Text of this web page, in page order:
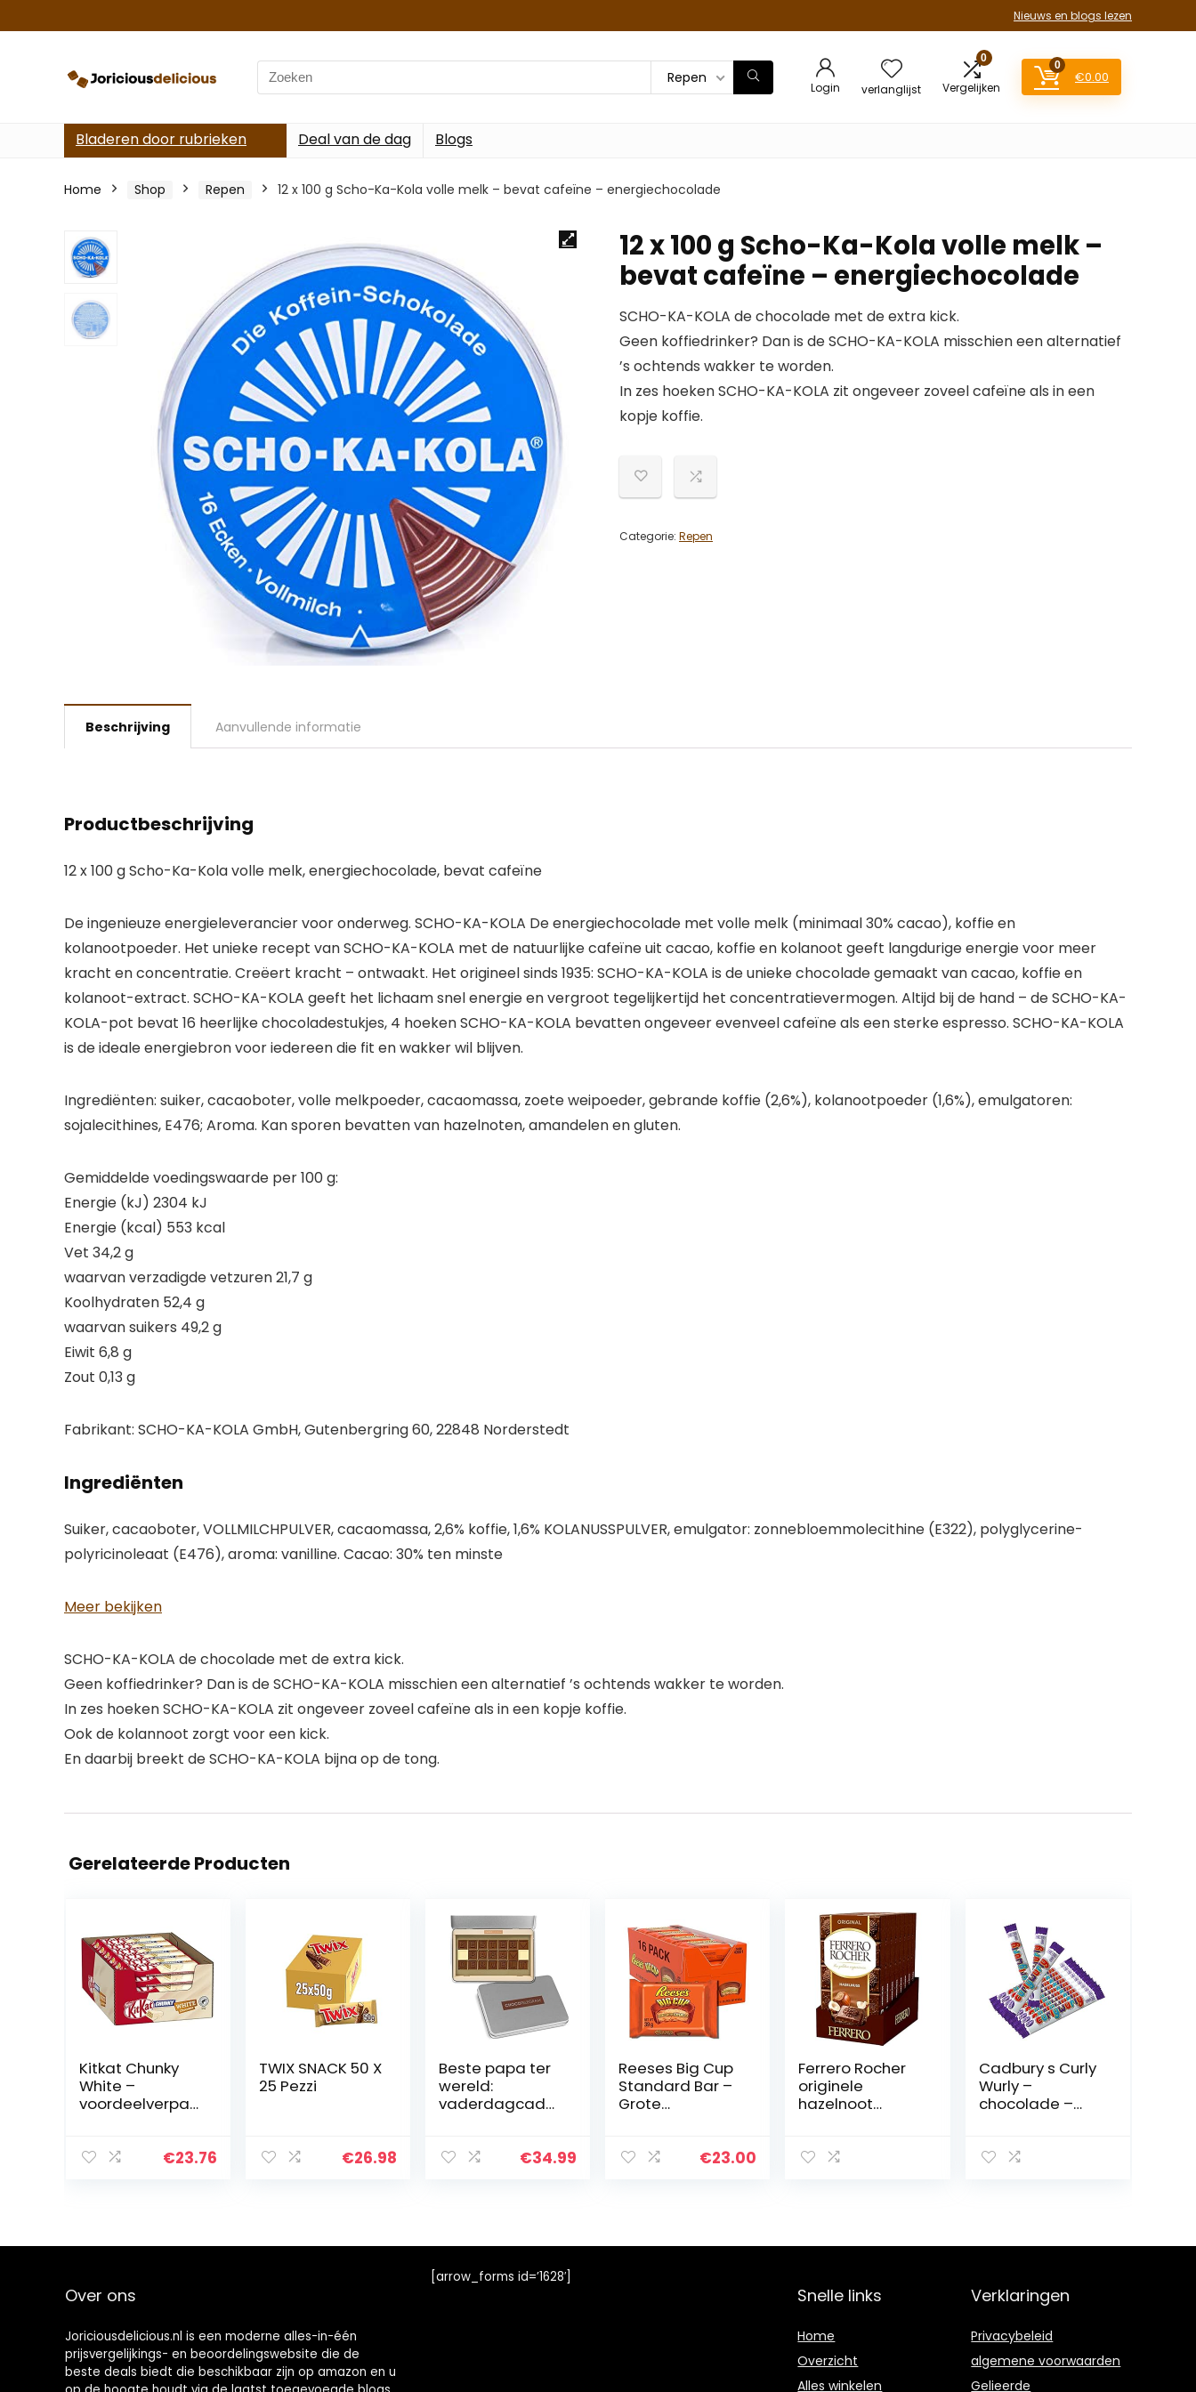
Nieuws en blogs lezen
Search
for:
Repen
Login verlanglijst
0
Vergelijken
0
€0.00
Bladeren door rubrieken Deal van de dag Blogs
Home Shop Repen 12 x 100 g Scho-Ka-Kola volle melk – bevat cafeïne – energiechocolade
12 x 100 g Scho-Ka-Kola volle melk –
bevat cafeïne – energiechocolade
SCHO-KA-KOLA de chocolade met de extra kick.
Geen koffiedrinker? Dan is de SCHO-KA-KOLA misschien een alternatief
’s ochtends wakker te worden.
In zes hoeken SCHO-KA-KOLA zit ongeveer zoveel cafeïne als in een
kopje koffie.
Categorie: Repen
Beschrijving Aanvullende informatie
Productbeschrijving
12 x 100 g Scho-Ka-Kola volle melk, energiechocolade, bevat cafeïne
De ingenieuze energieleverancier voor onderweg. SCHO-KA-KOLA De energiechocolade met volle melk (minimaal 30% cacao), koffie en
kolanootpoeder. Het unieke recept van SCHO-KA-KOLA met de natuurlijke cafeïne uit cacao, koffie en kolanoot geeft langdurige energie voor meer
kracht en concentratie. Creëert kracht – ontwaakt. Het origineel sinds 1935: SCHO-KA-KOLA is de unieke chocolade gemaakt van cacao, koffie en
kolanoot-extract. SCHO-KA-KOLA geeft het lichaam snel energie en vergroot tegelijkertijd het concentratievermogen. Altijd bij de hand – de SCHO-KA-
KOLA-pot bevat 16 heerlijke chocoladestukjes, 4 hoeken SCHO-KA-KOLA bevatten ongeveer evenveel cafeïne als een sterke espresso. SCHO-KA-KOLA
is de ideale energiebron voor iedereen die fit en wakker wil blijven.
Ingrediënten: suiker, cacaoboter,volle melkpoeder, cacaomassa, zoete weipoeder, gebrande koffie (2,6%), kolanootpoeder (1,6%), emulgatoren:
sojalecithines, E476; Aroma. Kan sporen bevatten van hazelnoten, amandelen en gluten.
Gemiddelde voedingswaarde per 100 g:
Energie (kJ) 2304 kJ
Energie (kcal) 553 kcal
Vet 34,2 g
waarvan verzadigde vetzuren 21,7 g
Koolhydraten 52,4 g
waarvan suikers 49,2 g
Eiwit 6,8 g
Zout 0,13 g
Fabrikant: SCHO-KA-KOLA GmbH, Gutenbergring 60, 22848 Norderstedt
Ingrediënten
Suiker, cacaoboter, VOLLMILCHPULVER, cacaomassa, 2,6% koffie, 1,6% KOLANUSSPULVER, emulgator: zonnebloemmolecithine (E322), polyglycerine-
polyricinoleaat (E476), aroma: vanilline. Cacao: 30% ten minste
Meer bekijken
SCHO-KA-KOLA de chocolade met de extra kick.
Geen koffiedrinker? Dan is de SCHO-KA-KOLA misschien een alternatief ’s ochtends wakker te worden.
In zes hoeken SCHO-KA-KOLA zit ongeveer zoveel cafeïne als in een kopje koffie.
Ook de kolannoot zorgt voor een kick.
En daarbij breekt de SCHO-KA-KOLA bijna op de tong.
Gerelateerde Producten
Kitkat Chunky
White –
voordeelverpakk
€23.76
TWIX SNACK 50 X
25 Pezzi
€26.98
Beste papa ter
wereld:
vaderdagcade
chocolade,€34.99
Reeses Big Cup
Standard Bar –
Grote
x 39 g)
€23.00
Ferrero Rocher
originele
hazelnoot
(8 x 90g)
Cadbury s Curly
Wurly –
chocolade –
Over ons
Joriciousdelicious.nl is een moderne alles-in-één
prijsvergelijkings- en beoordelingswebsite die de
beste deals biedt die beschikbaar zijn op amazon en u
[arrow_forms id=’1628′]
Snelle links
Home
Overzicht
Alles winkelen
Verklaringen
Privacybeleid
algemene voorwaarden
Gelieerde